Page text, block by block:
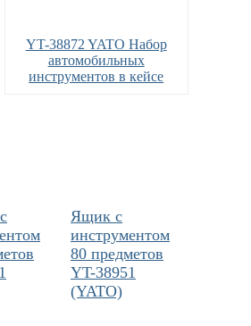
YT-38872 YATO Набор
автомобильных
инструментов в кейсе
Ящик с
инструментом
80 предметов
YT-38951
(YATO)